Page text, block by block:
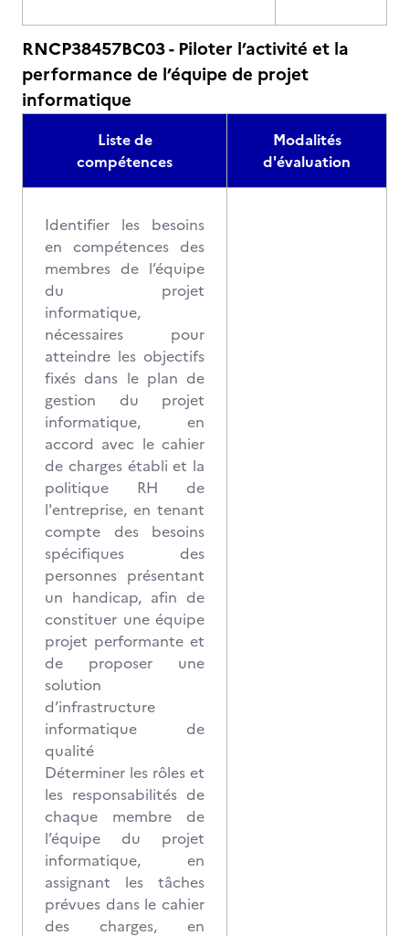
RNCP38457BC03 - Piloter l’activité et la
performance de l’équipe de projet
informatique
Liste de
compétences
Modalités
d'évaluation
Identifier les besoins
en compétences des
membres de l’équipe
du projet
informatique,
nécessaires pour
atteindre les objectifs
fixés dans le plan de
gestion du projet
informatique, en
accord avec le cahier
de charges établi et la
politique RH de
l'entreprise, en tenant
compte des besoins
spécifiques des
personnes présentant
un handicap, afin de
constituer une équipe
projet performante et
de proposer une
solution
d’infrastructure
informatique de
qualité
Déterminer les rôles et
les responsabilités de
chaque membre de
l’équipe du projet
informatique, en
assignant les tâches
prévues dans le cahier
des charges, en